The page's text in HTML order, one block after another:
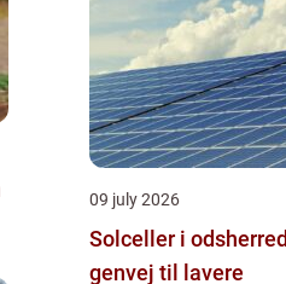
09 july 2026
Solceller i odsherred en
genvej til lavere